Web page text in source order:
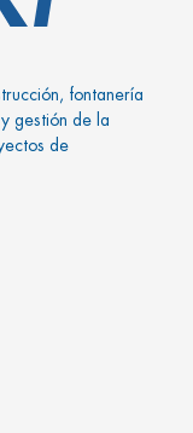
fontanería
gestión de la
de